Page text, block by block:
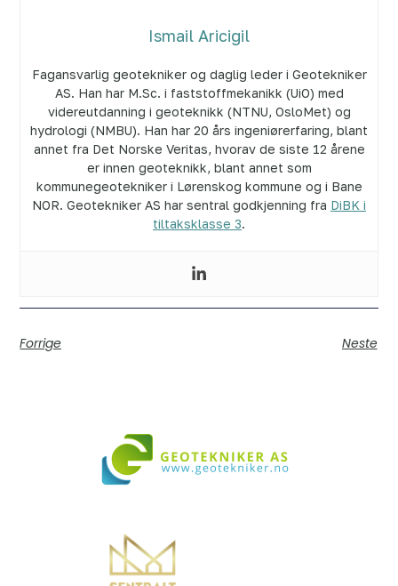
Ismail Aricigil
Fagansvarlig geotekniker og daglig leder i Geotekniker
AS. Han har M.Sc. i faststoffmekanikk (UiO) med
videreutdanning i geoteknikk (NTNU, OsloMet) og
hydrologi (NMBU). Han har 20 års ingeniørerfaring, blant
annet fra Det Norske Veritas, hvorav de siste 12 årene
er innen geoteknikk, blant annet som
kommunegeotekniker i Lørenskog kommune og i Bane
NOR. Geotekniker AS har sentral godkjenning fra DiBK i
tiltaksklasse 3.
Forrige Neste